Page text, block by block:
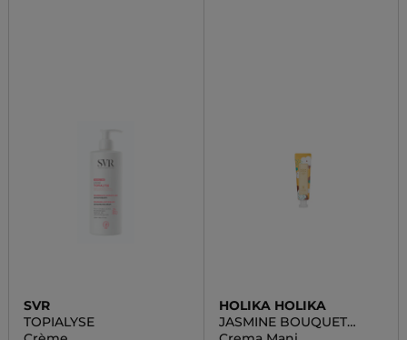
SVR
TOPIALYSE
HOLIKA HOLIKA
JASMINE BOUQUET
HAND CREAM